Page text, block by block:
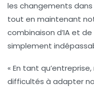
les changements
tout en maintenant
combinaison d’IAet de
simplement
« En tant
difficultés à adapter